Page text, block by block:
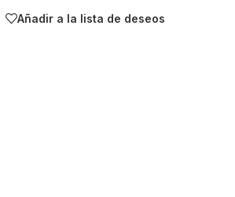
Añadir a la lista de deseos